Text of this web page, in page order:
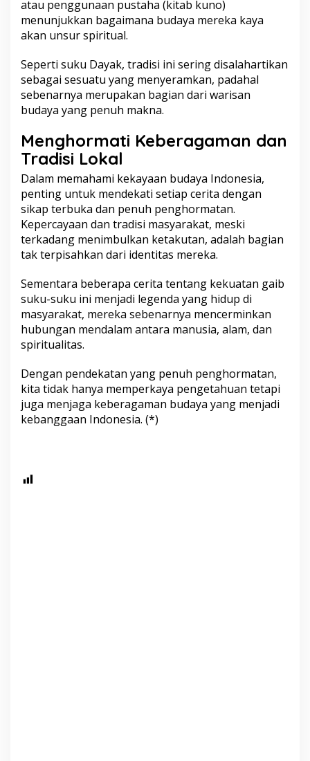
atau penggunaan pustaha (kitab kuno)
menunjukkan bagaimana budaya mereka kaya
akan unsur spiritual.
Seperti suku Dayak, tradisi ini sering disalahartikan
sebagai sesuatu yang menyeramkan, padahal
sebenarnya merupakan bagian dari warisan
budaya yang penuh makna.
Menghormati Keberagaman dan
Tradisi Lokal
Dalam memahami kekayaan budaya Indonesia,
penting untuk mendekati setiap cerita dengan
sikap terbuka dan penuh penghormatan.
Kepercayaan dan tradisi masyarakat, meski
terkadang menimbulkan ketakutan, adalah bagian
tak terpisahkan dari identitas mereka.
Sementara beberapa cerita tentang kekuatan gaib
suku-suku ini menjadi legenda yang hidup di
masyarakat, mereka sebenarnya mencerminkan
hubungan mendalam antara manusia, alam, dan
spiritualitas.
Dengan pendekatan yang penuh penghormatan,
kita tidak hanya memperkaya pengetahuan tetapi
juga menjaga keberagaman budaya yang menjadi
kebanggaan Indonesia. (*)